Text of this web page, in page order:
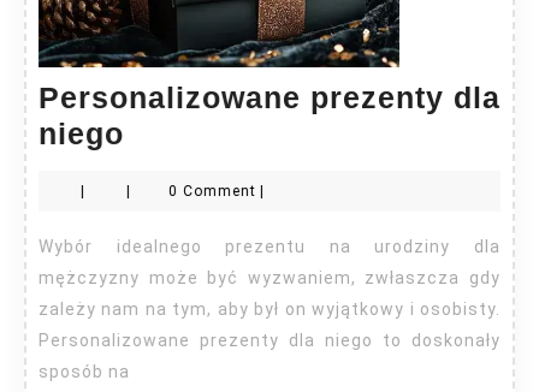
Personalizowane prezenty dla
niego
dla
niego
| | 0 Comment |
Wybór idealnego prezentu na urodziny dla
mężczyzny może być wyzwaniem, zwłaszcza gdy
zależy nam na tym, aby był on wyjątkowy i osobisty.
Personalizowane prezenty dla niego to doskonały
sposób na